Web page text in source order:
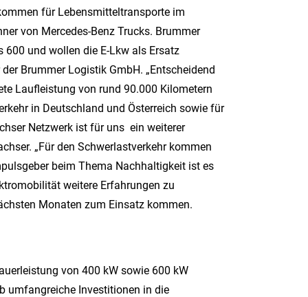
für Lebensmitteltransporte im
von Mercedes-Benz Trucks. Brummer
600 und wollen die E-Lkw als Ersatz
Brummer Logistik GmbH. „Entscheidend
Laufleistung von rund 90.000 Kilometern
in Deutschland und Österreich sowie für
Netzwerk ist für uns ein weiterer
„Für den Schwerlastverkehr kommen
beim Thema Nachhaltigkeit ist es
weitere Erfahrungen zu
Monaten zum Einsatz kommen.
von 400 kW sowie 600 kW
umfangreiche Investitionen in die